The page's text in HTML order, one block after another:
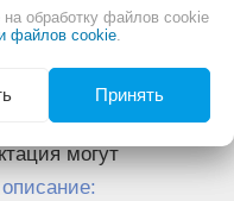
могут
обработку файлов cookie
файлов cookie.
Принять